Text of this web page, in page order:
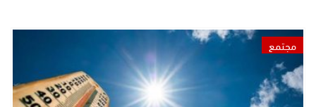
مجتمع